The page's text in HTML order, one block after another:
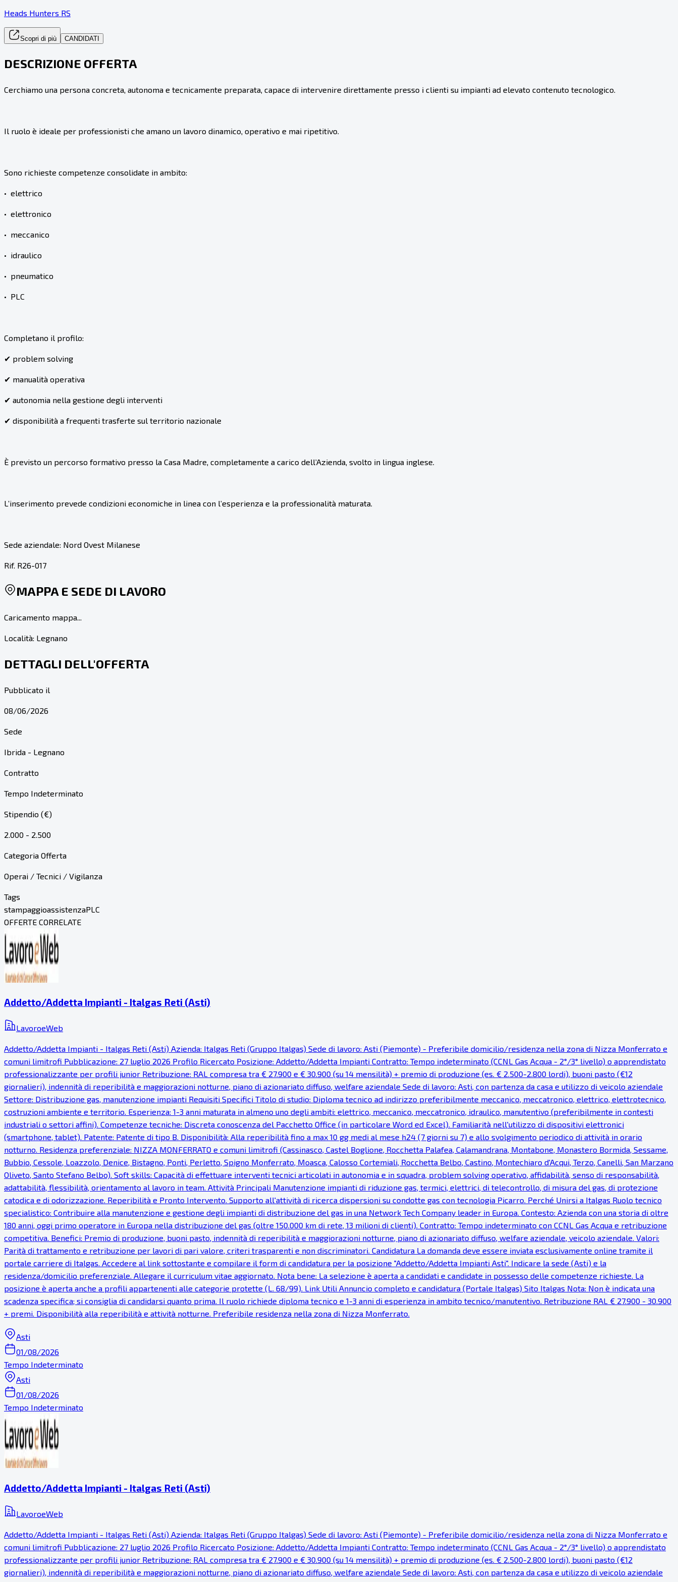
Heads Hunters RS
Scopri di più CANDIDATI
DESCRIZIONE OFFERTA
Cerchiamo una persona concreta, autonoma e tecnicamente preparata, capace di intervenire direttamente presso i clienti su impianti ad elevato contenuto tecnologico.
Il ruolo è ideale per professionisti che amano un lavoro dinamico, operativo e mai ripetitivo.
Sono richieste competenze consolidate in ambito:
•⁠ ⁠elettrico
•⁠ ⁠elettronico
•⁠ ⁠meccanico
•⁠ ⁠idraulico
•⁠ ⁠pneumatico
•⁠ ⁠PLC
Completano il profilo:
✔ problem solving
✔ manualità operativa
✔ autonomia nella gestione degli interventi
✔ disponibilità a frequenti trasferte sul territorio nazionale
È previsto un percorso formativo presso la Casa Madre, completamente a carico dell’Azienda, svolto in lingua inglese.
L’inserimento prevede condizioni economiche in linea con l’esperienza e la professionalità maturata.
Sede aziendale: Nord Ovest Milanese
Rif. R26-017
MAPPA E SEDE DI LAVORO
Caricamento mappa...
Località: Legnano
DETTAGLI DELL'OFFERTA
Pubblicato il
08/06/2026
Sede
Ibrida - Legnano
Contratto
Tempo Indeterminato
Stipendio (€)
2.000 - 2.500
Categoria Offerta
Operai / Tecnici / Vigilanza
Tags
stampaggioassistenzaPLC
OFFERTE CORRELATE
Addetto/Addetta Impianti - Italgas Reti (Asti)
LavoroeWeb
Addetto/Addetta Impianti - Italgas Reti (Asti) Azienda: Italgas Reti (Gruppo Italgas) Sede di lavoro: Asti (Piemonte) - Preferibile domicilio/residenza nella zona di Nizza Monferrato e
comuni limitrofi Pubblicazione: 27 luglio 2026 Profilo Ricercato Posizione: Addetto/Addetta Impianti Contratto: Tempo indeterminato (CCNL Gas Acqua - 2°/3° livello) o apprendistato
professionalizzante per profili junior Retribuzione: RAL compresa tra € 27.900 e € 30.900 (su 14 mensilità) + premio di produzione (es. € 2.500-2.800 lordi), buoni pasto (€12
giornalieri), indennità di reperibilità e maggiorazioni notturne, piano di azionariato diffuso, welfare aziendale Sede di lavoro: Asti, con partenza da casa e utilizzo di veicolo aziendale
Settore: Distribuzione gas, manutenzione impianti Requisiti Specifici Titolo di studio: Diploma tecnico ad indirizzo preferibilmente meccanico, meccatronico, elettrico, elettrotecnico,
costruzioni ambiente e territorio. Esperienza: 1-3 anni maturata in almeno uno degli ambiti: elettrico, meccanico, meccatronico, idraulico, manutentivo (preferibilmente in contesti
industriali o settori affini). Competenze tecniche: Discreta conoscenza del Pacchetto Office (in particolare Word ed Excel). Familiarità nell'utilizzo di dispositivi elettronici
(smartphone, tablet). Patente: Patente di tipo B. Disponibilità: Alla reperibilità fino a max 10 gg medi al mese h24 (7 giorni su 7) e allo svolgimento periodico di attività in orario
notturno. Residenza preferenziale: NIZZA MONFERRATO e comuni limitrofi (Cassinasco, Castel Boglione, Rocchetta Palafea, Calamandrana, Montabone, Monastero Bormida, Sessame,
Bubbio, Cessole, Loazzolo, Denice, Bistagno, Ponti, Perletto, Spigno Monferrato, Moasca, Calosso Cortemiali, Rocchetta Belbo, Castino, Montechiaro d'Acqui, Terzo, Canelli, San Marzano
Oliveto, Santo Stefano Belbo). Soft skills: Capacità di effettuare interventi tecnici articolati in autonomia e in squadra, problem solving operativo, affidabilità, senso di responsabilità,
adattabilità, flessibilità, orientamento al lavoro in team. Attività Principali Manutenzione impianti di riduzione gas, termici, elettrici, di telecontrollo, di misura del gas, di protezione
catodica e di odorizzazione. Reperibilità e Pronto Intervento. Supporto all'attività di ricerca dispersioni su condotte gas con tecnologia Picarro. Perché Unirsi a Italgas Ruolo tecnico
specialistico: Contribuire alla manutenzione e gestione degli impianti di distribuzione del gas in una Network Tech Company leader in Europa. Contesto: Azienda con una storia di oltre
180 anni, oggi primo operatore in Europa nella distribuzione del gas (oltre 150.000 km di rete, 13 milioni di clienti). Contratto: Tempo indeterminato con CCNL Gas Acqua e retribuzione
competitiva. Benefici: Premio di produzione, buoni pasto, indennità di reperibilità e maggiorazioni notturne, piano di azionariato diffuso, welfare aziendale, veicolo aziendale. Valori:
Parità di trattamento e retribuzione per lavori di pari valore, criteri trasparenti e non discriminatori. Candidatura La domanda deve essere inviata esclusivamente online tramite il
portale carriere di Italgas. Accedere al link sottostante e compilare il form di candidatura per la posizione "Addetto/Addetta Impianti Asti". Indicare la sede (Asti) e la
residenza/domicilio preferenziale. Allegare il curriculum vitae aggiornato. Nota bene: La selezione è aperta a candidati e candidate in possesso delle competenze richieste. La
posizione è aperta anche a profili appartenenti alle categorie protette (L. 68/99). Link Utili Annuncio completo e candidatura (Portale Italgas) Sito Italgas Nota: Non è indicata una
scadenza specifica; si consiglia di candidarsi quanto prima. Il ruolo richiede diploma tecnico e 1-3 anni di esperienza in ambito tecnico/manutentivo. Retribuzione RAL € 27.900 - 30.900
+ premi. Disponibilità alla reperibilità e attività notturne. Preferibile residenza nella zona di Nizza Monferrato.
Asti
01/08/2026
Tempo Indeterminato
Asti
01/08/2026
Tempo Indeterminato
Addetto/Addetta Impianti - Italgas Reti (Asti)
LavoroeWeb
Addetto/Addetta Impianti - Italgas Reti (Asti) Azienda: Italgas Reti (Gruppo Italgas) Sede di lavoro: Asti (Piemonte) - Preferibile domicilio/residenza nella zona di Nizza Monferrato e
comuni limitrofi Pubblicazione: 27 luglio 2026 Profilo Ricercato Posizione: Addetto/Addetta Impianti Contratto: Tempo indeterminato (CCNL Gas Acqua - 2°/3° livello) o apprendistato
professionalizzante per profili junior Retribuzione: RAL compresa tra € 27.900 e € 30.900 (su 14 mensilità) + premio di produzione (es. € 2.500-2.800 lordi), buoni pasto (€12
giornalieri), indennità di reperibilità e maggiorazioni notturne, piano di azionariato diffuso, welfare aziendale Sede di lavoro: Asti, con partenza da casa e utilizzo di veicolo aziendale